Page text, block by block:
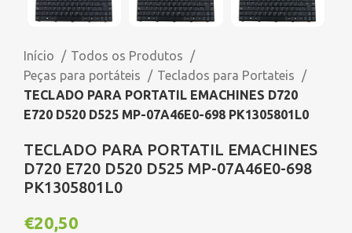
Início
Todos os Produtos
Peças para portáteis
Teclados para Portateis
TECLADO PARA PORTATIL EMACHINES D720
E720 D520 D525 MP-07A46E0-698 PK1305801L0
TECLADO PARA PORTATIL EMACHINES
D720 E720 D520 D525 MP-07A46E0-698
PK1305801L0
€20,50